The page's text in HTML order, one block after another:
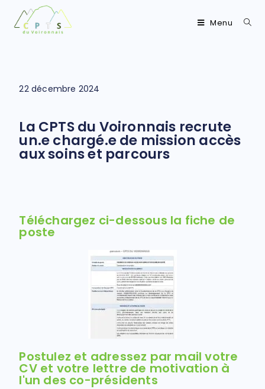
Menu
22 décembre 2024
La CPTS du Voironnais recrute
un.e chargé.e de mission accès
aux soins et parcours
Téléchargez ci-dessous la fiche de
poste
Postulez et adressez par mail votre
CV et votre lettre de motivation à
l'un des co-présidents